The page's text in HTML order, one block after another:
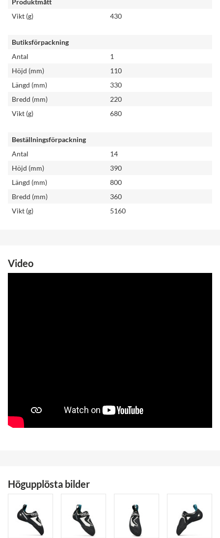
Produktmått
Vikt (g)
430
Butiksförpackning
Antal
1
Höjd (mm)
110
Längd (mm)
330
Bredd (mm)
220
Vikt (g)
680
Beställningsförpackning
Antal
14
Höjd (mm)
390
Längd (mm)
800
Bredd (mm)
360
Vikt (g)
5160
Video
Högupplösta bilder